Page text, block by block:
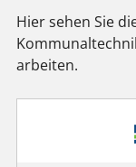
Hier sehen Sie
arbeiten.